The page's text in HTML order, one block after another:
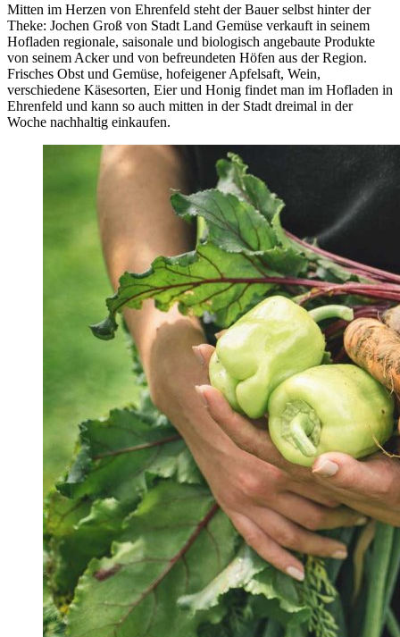
Mitten im Herzen von Ehrenfeld steht der Bauer selbst hinter der
Theke: Jochen Groß von Stadt Land Gemüse verkauft in seinem
Hofladen regionale, saisonale und biologisch angebaute Produkte
von seinem Acker und von befreundeten Höfen aus der Region.
Frisches Obst und Gemüse, hofeigener Apfelsaft, Wein,
verschiedene Käsesorten, Eier und Honig findet man im Hofladen in
Ehrenfeld und kann so auch mitten in der Stadt dreimal in der
Woche nachhaltig einkaufen.